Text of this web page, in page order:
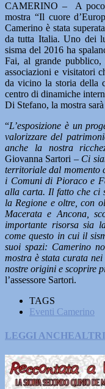
CAMERINO – A poco
mostra “Il cuore
Camerino è stata
da tutta Italia. Uno dei
sisma del 2016 ha
Fai, al grande pubblico,
associazioni e visitatori
da vicino la storia della
centro di dinamiche
Di Stefano, la mostra
“L’esposizione è un
valorizzare del
anche la nostra
Giovanna Sartori –Ci
territoriale dal momento
i Comuni di Pioraco e
alla carta. Il fatto che ci
la Regione e oltre, con
Macerata e Ancona,
importante risorsa sia
come questo in cui il
suoi spazi: Camerino
mostra è stata curata
nostre origini e scoprire
l’assessore Sartori.
TAGS
Eventi Camerino
LEGGI ANCHE